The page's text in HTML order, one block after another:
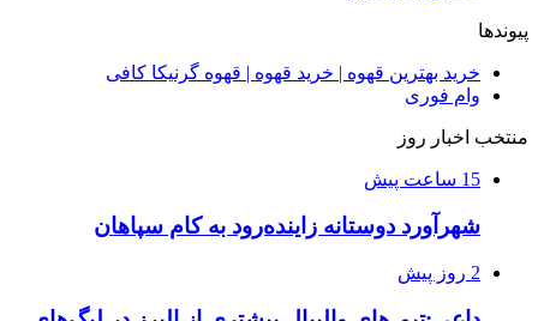
پیوندها
خرید بهترین قهوه | خرید قهوه | قهوه گرنیکا کافی
وام فوری
منتخب اخبار روز
15 ساعت پیش
شهرآورد دوستانه زاینده‌رود به کام سپاهان
2 روز پیش